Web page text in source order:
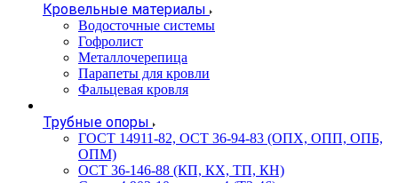
Кровельные материалы
Водосточные системы
Гофролист
Металлочерепица
Парапеты для кровли
Фальцевая кровля
Трубные опоры
ГОСТ 14911-82, ОСТ 36-94-83 (ОПХ, ОПП, ОПБ,
ОПМ)
ОСТ 36-146-88 (КП, КХ, ТП, КН)